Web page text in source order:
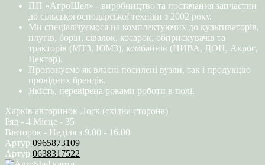
ПП «АгроШел» - виробництво та постачання запчастин
до сільськогосподарської техніки з 2002 року.
Ми спеціалізуємося на комплектуючих до культиваторів,
плугів, борін, сівалок, косарок, обприскувачів та
тракторів (МТЗ, ЮМЗ), комбайнів (НИВА, ДОН, Акрос,
Вектор).
Пропонуємо як власні посилені вузли, так і продукцію
провідних брендів.
Якість, перевірена роками роботи в полі.
Харків авторинок Лоск (східна сторона)
Ряд - 4 Місце - 35
Вівторок - Неділя з 9.00 - 16.00
Артур 0965873109
Артур 0638317522